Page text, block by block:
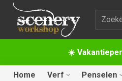
☀️
Home Verf Penselen